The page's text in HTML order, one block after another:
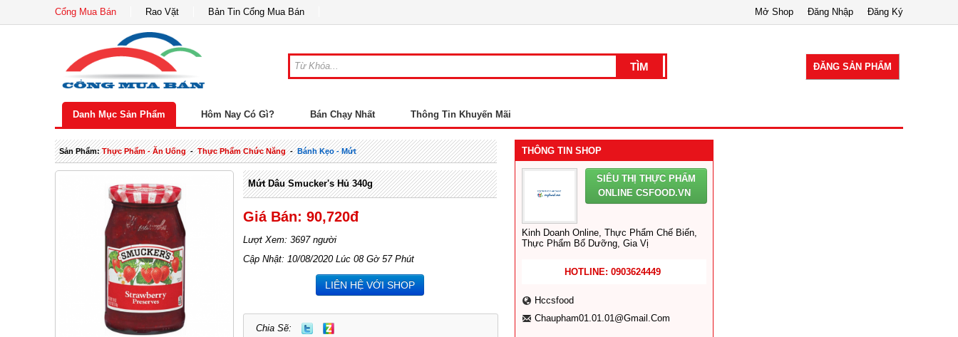
Cổng Mua Bán Rao Vặt Bản Tin Cổng Mua Bán Đăng Ký
Đăng Nhập
Mở Shop
ĐĂNG SẢN PHẨM
Danh Mục Sản Phẩm Hôm Nay Có Gì? Bán Chạy Nhất Thông Tin Khuyến Mãi
Sản Phẩm:Thực Phẩm - Ăn Uống-Thực Phẩm Chức Năng-Bánh Kẹo - Mứt
Mứt Dâu Smucker's Hủ 340g
Giá Bán: 90,720đ
Lượt Xem: 3697 người
Cập Nhật: 10/08/2020 Lúc 08 Gờ 57 Phút
LIÊN HỆ VỚI SHOP
Chia Sẽ:
THÔNG TIN SHOP
SIÊU THỊ THỰC PHẨM
ONLINE CSFOOD.VN
Kinh Doanh Online, Thực Phẩm Chế Biến,
Thực Phẩm Bổ Dưỡng, Gia Vị
HOTLINE: 0903624449
Hccsfood
Chaupham01.01.01@gmail.com